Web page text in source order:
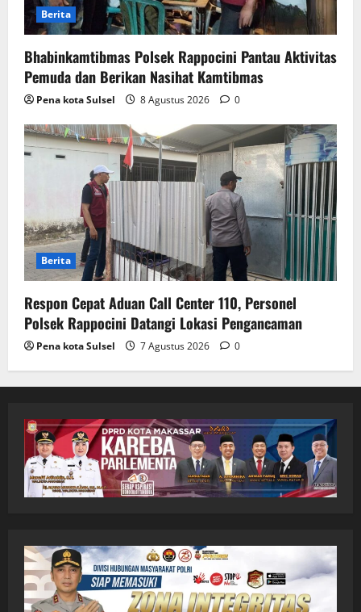
Berita
Bhabinkamtibmas Polsek Rappocini Pantau Aktivitas
Pemuda dan Berikan Nasihat Kamtibmas
Pena kota Sulsel 8 Agustus 2026 0
Berita
Respon Cepat Aduan Call Center 110, Personel
Polsek Rappocini Datangi Lokasi Pengancaman
Pena kota Sulsel 7 Agustus 2026 0